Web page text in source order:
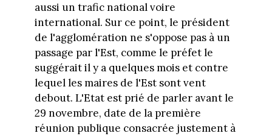
aussi un trafic national voire
international. Sur ce point, le président
de l'agglomération ne s'oppose pas à un
passage par l'Est, comme le préfet le
suggérait il y a quelques mois et contre
lequel les maires de l'Est sont vent
debout. L'Etat est prié de parler avant le
29 novembre, date de la première
réunion publique consacrée justement à